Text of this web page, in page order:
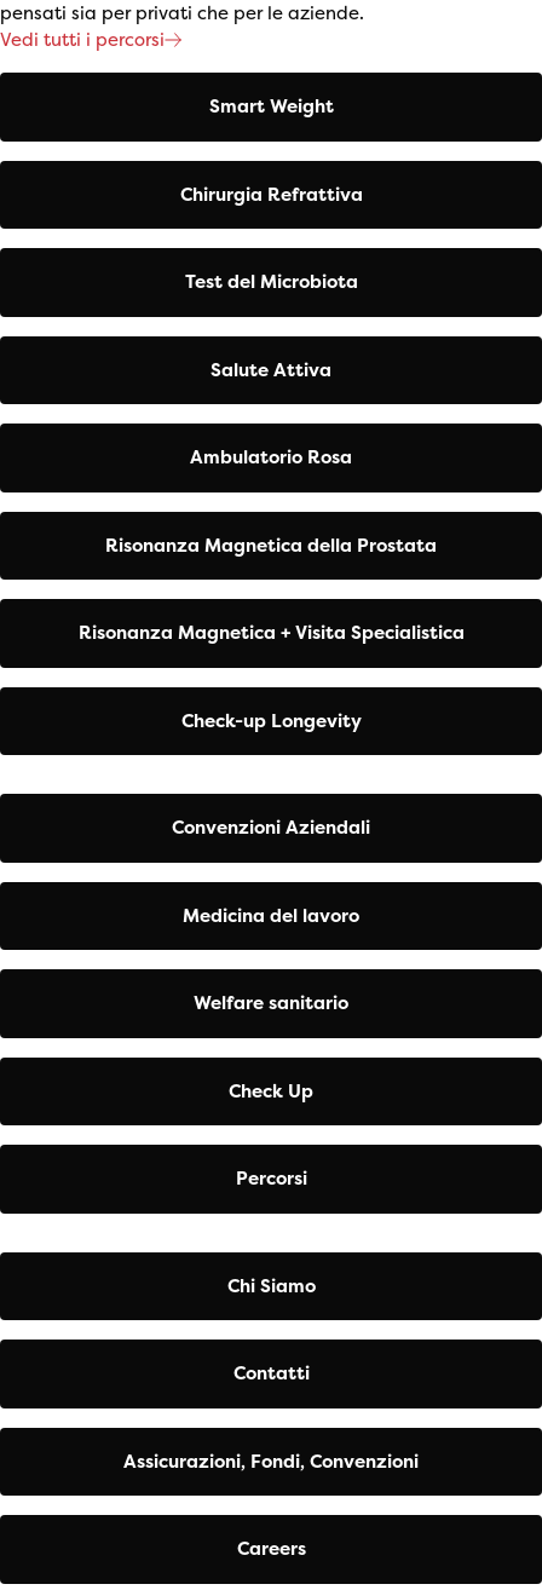
pensati sia per privati che per le aziende.
Vedi tutti i percorsi
Smart Weight
Chirurgia Refrattiva
Test del Microbiota
Salute Attiva
Ambulatorio Rosa
Risonanza Magnetica della Prostata
Risonanza Magnetica + Visita Specialistica
Check-up Longevity
Convenzioni Aziendali
Medicina del lavoro
Welfare sanitario
Check Up
Percorsi
Chi Siamo
Contatti
Assicurazioni, Fondi, Convenzioni
Careers